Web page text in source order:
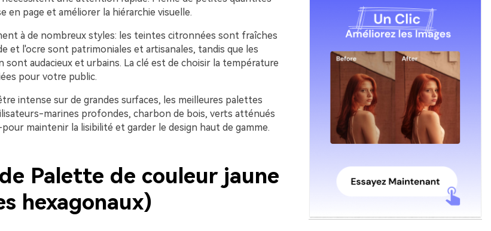
en page et améliorer la hiérarchie visuelle.
à de nombreux styles: les teintes citronnées sont fraîches
et l'ocre sont patrimoniales et artisanales, tandis que les
sont audacieux et urbains. La clé est de choisir la température
pour votre public.
intense sur de grandes surfaces, les meilleures palettes
marines profondes, charbon de bois, verts atténués
maintenir la lisibilité et garder le design haut de gamme.
Palette de couleur jaune
hexagonaux)